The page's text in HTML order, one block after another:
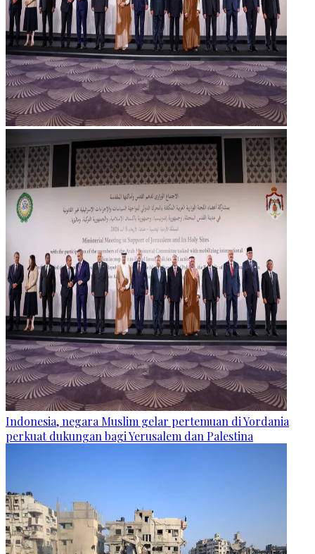
Indonesia, negara Muslim gelar pertemuan di Yordania
perkuat dukungan bagi Yerusalem dan Palestina